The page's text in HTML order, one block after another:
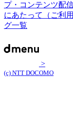
プ・コンテンツ配
にあたって（ご利
グ一覧
>
(c) NTT DOCOMO